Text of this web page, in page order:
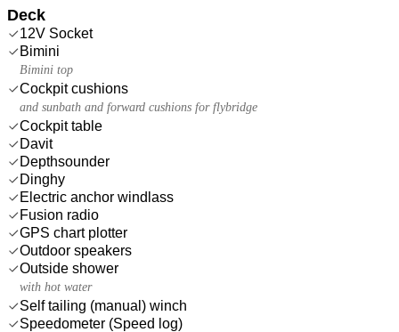
Deck
12V Socket
Bimini
Bimini top
Cockpit cushions
and sunbath and forward cushions for flybridge
Cockpit table
Davit
Depthsounder
Dinghy
Electric anchor windlass
Fusion radio
GPS chart plotter
Outdoor speakers
Outside shower
with hot water
Self tailing (manual) winch
Speedometer (Speed log)